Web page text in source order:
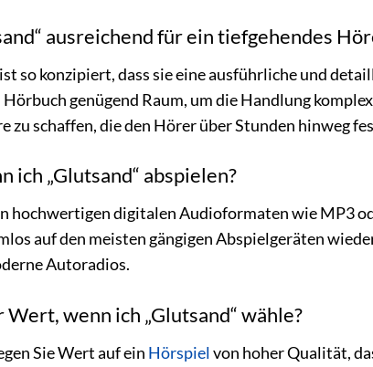
ausreichend für ein tiefgehendes
so konzipiert, dass sie eine ausführliche und
genügend Raum, um die Handlung
zu schaffen, die den Hörer über Stunden hinweg
ich „Glutsand“ abspielen?
hochwertigen digitalen Audioformaten wie MP3
auf den meisten gängigen Abspielgeräten
Autoradios.
wenn ich „Glutsand“ wähle?
Sie Wert auf ein Hörspielvon hoher Qualität,